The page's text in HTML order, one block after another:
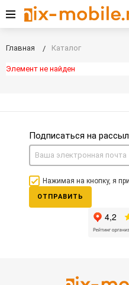
Главная Каталог
Элемент не найден
Подписаться на
Нажимая на кнопку, я
ОТПРАВИТЬ